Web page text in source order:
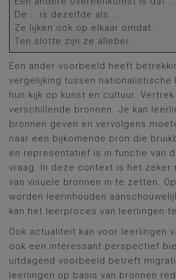
De … is dezelfde als …
Ze lijken ook op elkaar omdat …
Ten slotte zijn ze allebei …
Een ander voorbeeld heeft
vergelijking tussen nationalistische
hun kijk op kunst en cultuur.
verschillende bronnen. Je kan
bronnen geven en vervolgens
naar een bijkomende bron die
en representatief is in functie van
vraag. In deze context is het zeker
van visuele bronnen in te zetten.
worden leerinhouden
kan het leerproces van leerlingen
Ook actualiteit kan voor leerlingen
ook een interessant perspectief
uitdagend voorbeeld betreft
leerlingen op basis van bronnen